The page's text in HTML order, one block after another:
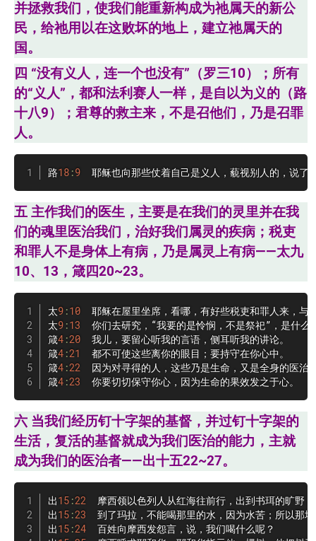
并拯救我们，使我们能重新构成为祂属天的新公
民，给祂用以在这败坏的地上，建立祂属天的
国。
四 “没有义人，连一个也没有”（罗三10）；所有
的“义人”，都和法利赛人一样，是自以为义的（路
十八9）；君尊的救主来，不是召他们，乃是召罪
人。
路18 :9
耶稣也向那些仗着自己是义人，藐视别人的，说了
五 主作我们的医生，主要是在我们的灵里并在我
们的魂里医治我们，治好我们属灵的疾病；税吏
和罪人不是身体上有病，乃是属灵上有病——太九
10、13，箴四20~23。
太9 :10
耶稣在屋里坐席，看哪，有好些税吏和罪人来，与
太9 :13
你们去研究，“我要的是怜悯，不是祭祀”，是什么
箴4 :20
  我儿，要留心听我的言语，侧耳听我的讲论。
箴4 :21
  都不可使这些离你的眼目；要持守在你心中。
箴4 :22
因为对寻得的人，这些乃是生命，又是全身的医治
箴4 :23
  你要切切保守你心，因为生命的果效发之于心。
六 当我们经历钉十字架的基督，并过钉十字架的
生活，复活的基督就成为我们医治的能力，主就
成为我们的医治者——出十五22~27。
出15 :22
摩西领以色列人从红海往前行，出到书珥的旷野
出15 :23
到了玛拉，不能喝那里的水，因为水苦；所以那
出15 :24
  百姓向摩西发怨言，说，我们喝什么呢？